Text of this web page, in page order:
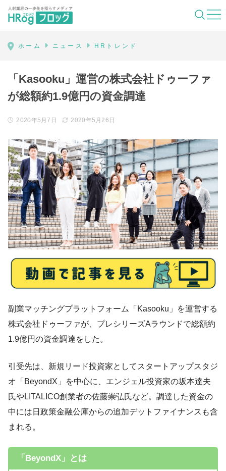
HRog | 人材業界の一歩先を照らすメディ
ホーム ニュース HRトレンド
「Kasooku」運営の株式会社ドゥーファ
が総額約1.9億円の資金調達
2020年5月7日 2020年5月26日
副業マッチングプラットフォーム「Kasooku」を運営する
株式会社ドゥーファが、プレシリーズAラウンドで総額約
1.9億円の資金調達をした。
引受先は、新規リード投資家としてスタートアップスタジ
オ「BeyondX」を中心に、エンジェル投資家の坂本達夫
氏やLITALICO創業者の佐藤崇弘氏など。調達した資金の
中には日政策金融公庫からの追加デットファイナンスも含
まれる。
「BeyondX」とは